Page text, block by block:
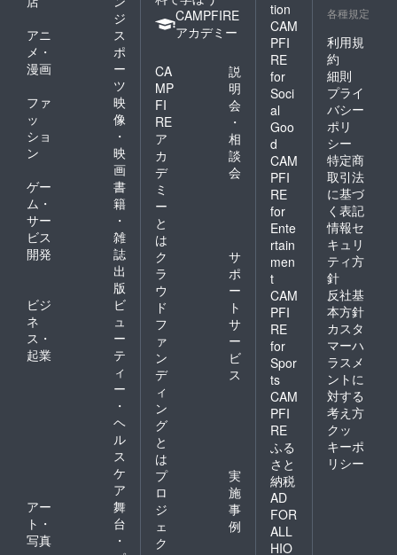
ジ
アニ
メ・
漫画
ス
ポ
ー
ツ
ファ
ッ
ショ
ン
映
像
・
映
画
ゲー
ム・
サー
ビス
開発
書
籍
・
雑
誌
出
版
ビジ
ネ
ス・
起業
ビ
ュ
ー
テ
ィ
ー
・
ヘ
ル
ス
ケ
ア
アー
ト・
写真
舞
台
・
CAMPFIRE
アカデミー
CA
MP
FI
RE
ア
カ
デ
ミ
ー
と
は
説
明
会
・
相
談
会
ク
ラ
ウ
ド
フ
ァ
ン
デ
ィ
ン
グ
と
は
サ
ポ
ー
ト
サ
ー
ビ
ス
プ
ロ
ジ
ェ
ク
実
施
事
例
tion
CAM
PFI
RE
for
Soci
al
Goo
d
CAM
PFI
RE
for
Ente
rtain
men
t
CAM
PFI
RE
for
Spor
ts
CAM
PFI
RE
ふる
さと
納税
AD
FOR
ALL
HIO
各種規定
利用規
約
細則
プライ
バシー
ポリ
シー
特定商
取引法
に基づ
く表記
情報セ
キュリ
ティ方
針
反社基
本方針
カスタ
マーハ
ラスメ
ントに
対する
考え方
クッ
キーポ
リシー